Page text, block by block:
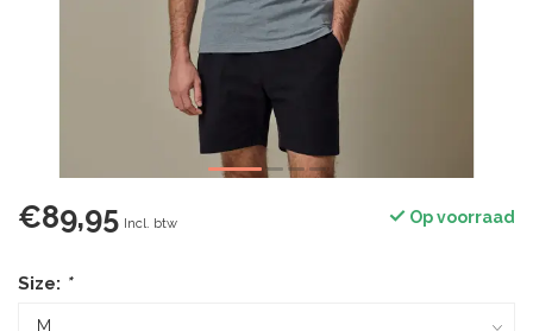
€89,95 Incl. btw Op voorraad
Size: *